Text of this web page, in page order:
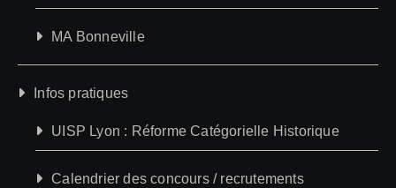
MA Bonneville
Infos pratiques
UISP Lyon : Réforme Catégorielle Historique
Calendrier des concours / recrutements